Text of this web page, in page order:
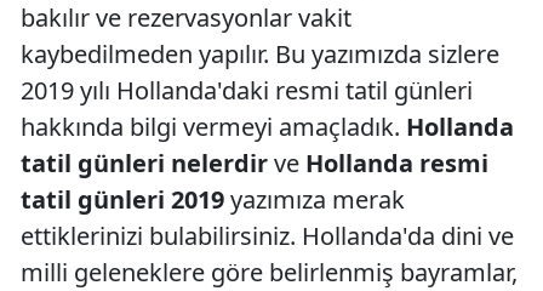
bakılır ve rezervasyonlar vakit
kaybedilmeden yapılır. Bu yazımızda sizlere
2019 yılı Hollanda'daki resmi tatil günleri
hakkında bilgi vermeyi amaçladık. Hollanda
tatil günleri nelerdirve Hollanda resmi
tatil günleri 2019yazımıza merak
ettiklerinizi bulabilirsiniz. Hollanda'da dini ve
milli geleneklere göre belirlenmiş bayramlar,